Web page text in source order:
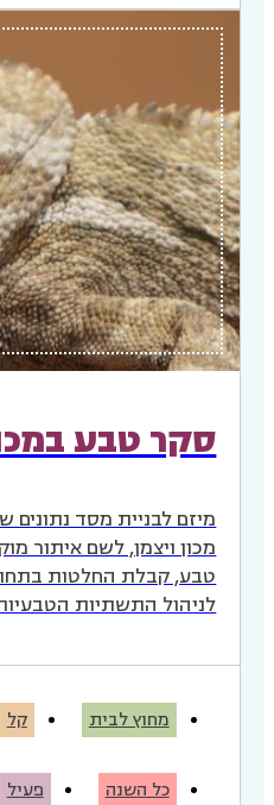
סקר טבע
מיזם לבניית מסד נתונים
מכון ויצמן, לשם איתור
טבע, קבלת החלטות
לניהול התשתיות
מחוץ לבית קל
כל השנה פעיל